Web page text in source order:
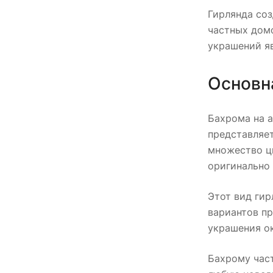
Гирлянда
частных
украшений
Бахрома на
множество
Этот вид
вариантов
украшения
Бахрому